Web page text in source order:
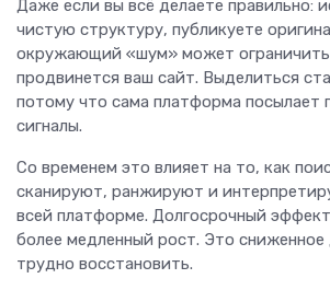
Даже если вы всё делаете правильно:
чистую структуру, публикуете
окружающий «шум» может
продвинется ваш сайт. Выделиться
потому что сама платформа посылает
сигналы.
Со временем это влияет на то, как
сканируют, ранжируют и
всей платформе. Долгосрочный
более медленный рост. Это
трудно восстановить.